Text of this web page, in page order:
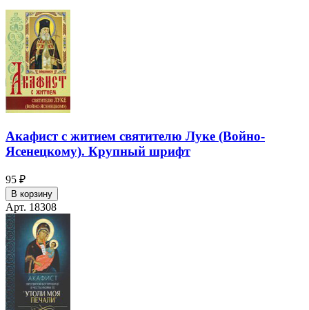
Акафист с житием святителю Луке (Войно-
Ясенецкому). Крупный шрифт
95 ₽
В корзину
Арт. 18308